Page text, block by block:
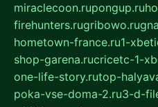
miraclecoon.rupongup.ru
firehunters.rugribowo.ru
hometown-france.ru1-
shop-garena.rucricetc-1-
one-life-story.rutop-
poka-vse-doma-2.ru3-d-